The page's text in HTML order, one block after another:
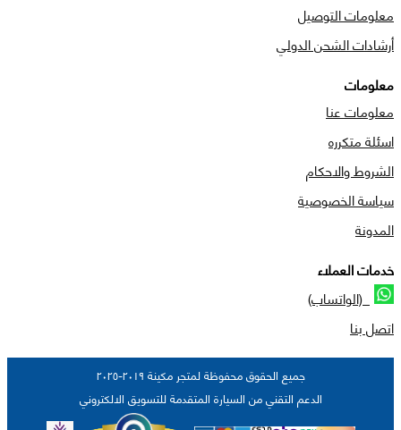
معلومات التوصيل
أرشادات الشحن الدولي
معلومات
معلومات عنا
اسئلة متكرره
الشروط والاحكام
سياسة الخصوصية
المدونة
خدمات العملاء
(الواتساب)
اتصل بنا
جميع الحقوق محفوظة لمتجر مكينة ٢٠١٩-٢٠٢٥
الدعم التقني من السيارة المتقدمة للتسويق الالكتروني